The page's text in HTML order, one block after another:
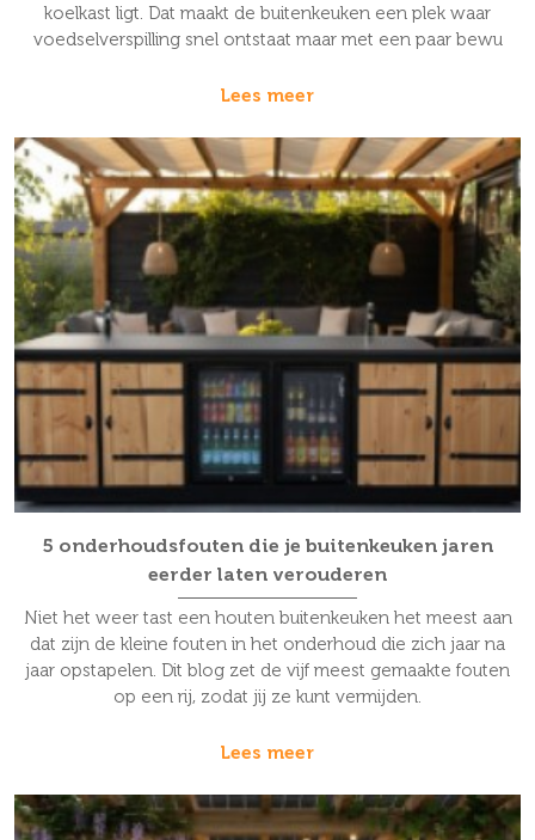
koelkast ligt. Dat maakt de buitenkeuken een plek waar
voedselverspilling snel ontstaat maar met een paar bewu
Lees meer
5 onderhoudsfouten die je buitenkeuken jaren
eerder laten verouderen
Niet het weer tast een houten buitenkeuken het meest aan
dat zijn de kleine fouten in het onderhoud die zich jaar na
jaar opstapelen. Dit blog zet de vijf meest gemaakte fouten
op een rij, zodat jij ze kunt vermijden.
Lees meer